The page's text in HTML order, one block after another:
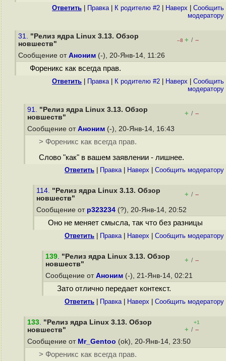
Ответить Правка| К родителю #2 Наверх
Cообщить
модератору
31. "Релиз ядра Linux 3.13. Обзор
новшеств"
–8 + / –
Сообщение от Аноним (-), 20-Янв-14, 11:26
Фореникс как всегда прав.
Ответить Правка| К родителю #2 Наверх
Cообщить
модератору
91. "Релиз ядра Linux 3.13. Обзор
новшеств"
+ / –
Сообщение от Аноним (-), 20-Янв-14, 16:43
> Фореникс как всегда прав.
Слово "как" в вашем заявлении - лишнее.
Ответить Правка| Наверх Cообщить модератору
114. "Релиз ядра Linux 3.13. Обзор
новшеств"
+ / –
Сообщение от р323234 (?), 20-Янв-14, 20:52
Оно не меняет смысла, так что без разницы
Ответить Правка| Наверх Cообщить модератору
139. "Релиз ядра Linux 3.13. Обзор
новшеств"
+ / –
Сообщение от Аноним (-), 21-Янв-14, 02:21
Зато отлично передает контекст.
Ответить Правка| Наверх Cообщить модератору
133. "Релиз ядра Linux 3.13. Обзор
новшеств"
+1
+ / –
Сообщение от Mr_Gentoo (ok), 20-Янв-14, 23:50
> Фореникс как всегда прав.